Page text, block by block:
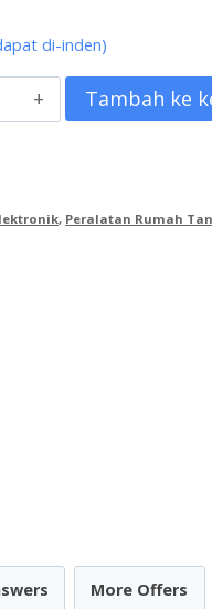
di-inden)
Tambah ke
, Peralatan Rumah
More Offers